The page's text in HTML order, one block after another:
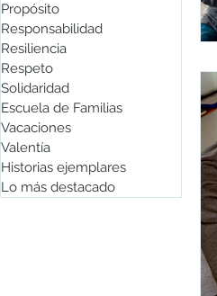
Propósito
Responsabilidad
Resiliencia
Respeto
Solidaridad
Escuela de Familias
Vacaciones
Valentía
Historias ejemplares
Lo más destacado